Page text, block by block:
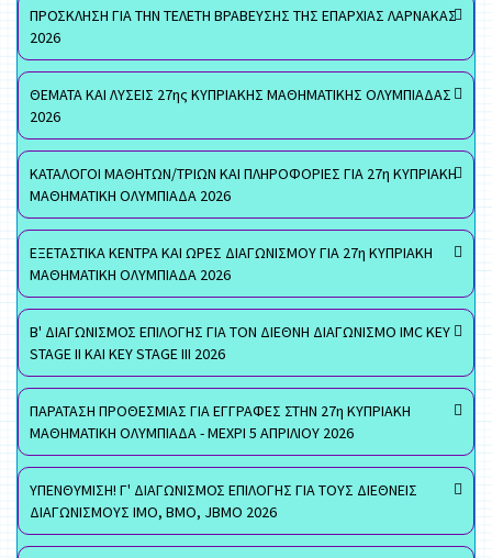
ΠΡΟΣΚΛΗΣΗ ΓΙΑ ΤΗΝ ΤΕΛΕΤΗ ΒΡΑΒΕΥΣΗΣ ΤΗΣ ΕΠΑΡΧΙΑΣ ΛΑΡΝΑΚΑΣ
2026
ΘΕΜΑΤΑ ΚΑΙ ΛΥΣΕΙΣ 27ης ΚΥΠΡΙΑΚΗΣ ΜΑΘΗΜΑΤΙΚΗΣ ΟΛΥΜΠΙΑΔΑΣ
2026
ΚΑΤΑΛΟΓΟΙ ΜΑΘΗΤΩΝ/ΤΡΙΩΝ ΚΑΙ ΠΛΗΡΟΦΟΡΙΕΣ ΓΙΑ 27η ΚΥΠΡΙΑΚΗ
ΜΑΘΗΜΑΤΙΚΗ ΟΛΥΜΠΙΑΔΑ 2026
ΕΞΕΤΑΣΤΙΚΑ ΚΕΝΤΡΑ ΚΑΙ ΩΡΕΣ ΔΙΑΓΩΝΙΣΜΟΥ ΓΙΑ 27η ΚΥΠΡΙΑΚΗ
ΜΑΘΗΜΑΤΙΚΗ ΟΛΥΜΠΙΑΔΑ 2026
Β' ΔΙΑΓΩΝΙΣΜΟΣ ΕΠΙΛΟΓΗΣ ΓΙΑ ΤΟΝ ΔΙΕΘΝΗ ΔΙΑΓΩΝΙΣΜΟ IMC KEY
STAGE II ΚΑΙ KEY STAGE III 2026
ΠΑΡΑΤΑΣΗ ΠΡΟΘΕΣΜΙΑΣ ΓΙΑ ΕΓΓΡΑΦΕΣ ΣΤΗΝ 27η ΚΥΠΡΙΑΚΗ
ΜΑΘΗΜΑΤΙΚΗ ΟΛΥΜΠΙΑΔΑ - ΜΕΧΡΙ 5 ΑΠΡΙΛΙΟΥ 2026
ΥΠΕΝΘΥΜΙΣΗ! Γ' ΔΙΑΓΩΝΙΣΜΟΣ ΕΠΙΛΟΓΗΣ ΓΙΑ ΤΟΥΣ ΔΙΕΘΝΕΙΣ
ΔΙΑΓΩΝΙΣΜΟΥΣ ΙΜΟ, ΒΜΟ, JBMO 2026